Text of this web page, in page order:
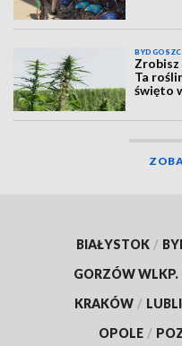
Zrobisz
Ta
święto
BIAŁYSTOK /
GORZÓW WLKP.
KRAKÓW /
OPOLE /